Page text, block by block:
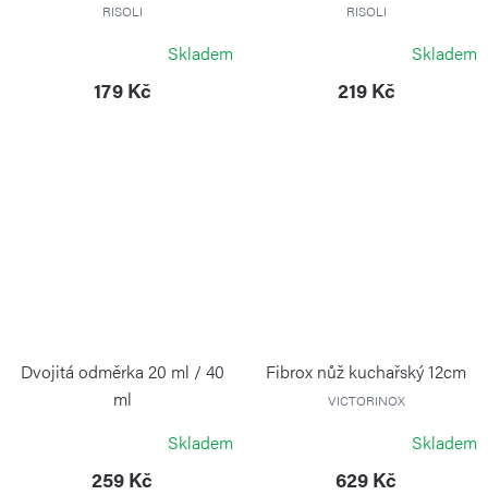
RISOLI
Skladem
179 Kč
RISOLI
Skladem
219 Kč
Dvojitá odměrka 20 ml / 40
ml
Skladem
259 Kč
Fibrox nůž kuchařský 12cm
VICTORINOX
Skladem
629 Kč